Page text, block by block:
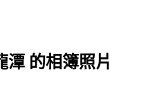
潭 的相簿照片